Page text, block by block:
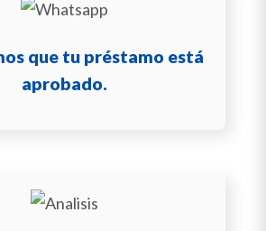
que tu préstamo está
aprobado.